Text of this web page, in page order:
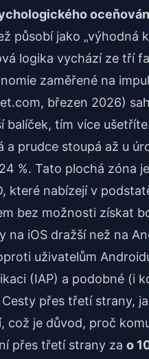
působí jako „výhodná
logika vychází ze tří
zaměřené na
březen 2026)
tím více
prudce stoupá až u
%. Tato plochá zóna
které nabízejí v
bez možnosti získat
na iOS dražší než na
uživatelům
(IAP) a podobné (i
přes třetí strany,
což je důvod, proč
přes třetí strany za o